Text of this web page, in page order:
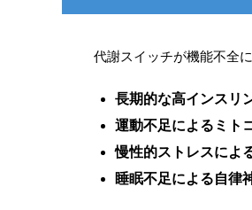
代謝スイッチが機能不全
長期的な高インスリ
運動不足によるミト
慢性的ストレスによ
睡眠不足による自律